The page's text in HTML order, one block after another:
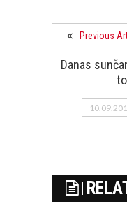
Previous
Danas